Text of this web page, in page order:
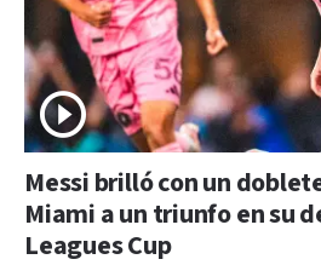
Messi brilló con un
Miami a un triunfo en su
Leagues Cup